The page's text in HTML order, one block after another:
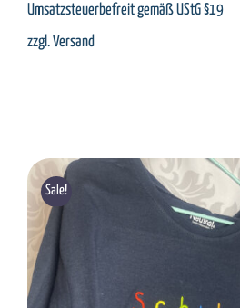
Umsatzsteuerbefreit gemäß UStG §19
zzgl.Versand
Sale!